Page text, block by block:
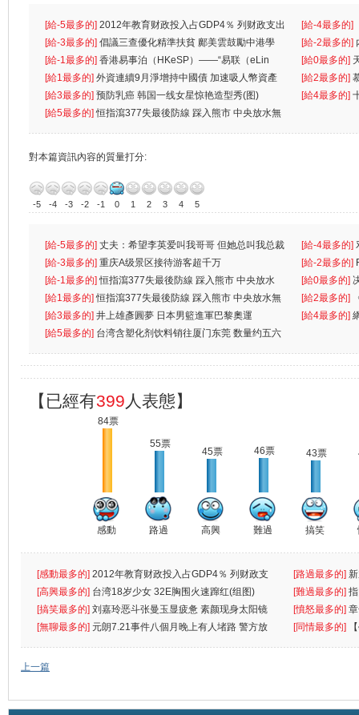
[給-5最多的] 2012年教育财政投入占GDP4％ 列财政支出
首位
[給-4最多的]
一
[給-3最多的] 倡議三查優化精準扶貧 鄺美雲鼓勵中港學
生
[給-2最多的]
人
[給-1最多的] 香港易事泊（HKeSP）——“易联（eLin
k）”项目
[給0最多的]
[給1最多的] 外資連續9月淨增持中國債 加速吸人幣資產 [給2最多的]
[給3最多的] 预防乳癌 韩国一线女星惊艳造型秀(图) [給4最多的]
[給5最多的]恒指瀉377失最後防線 踩入熊市 中央放水無
對本篇資訊內容的質量打分:
-5 -4 -3 -2 -1 0 1 2 3 4 5
[給-5最多的] 丈夫：希望李英爱叫我哥哥 但她总叫我总裁
先
[給-4最多的]
离
[給-3最多的] 重庆A级景区接待游客超千万 [給-2最多的]
[給-1最多的]恒指瀉377失最後防線 踩入熊市 中央放水
無
[給0最多的]
[給1最多的]恒指瀉377失最後防線 踩入熊市 中央放水無 [給2最多的]
[給3最多的] 井上雄彥圓夢 日本男籃進軍巴黎奧運 [給4最多的]
[給5最多的] 台湾含塑化剂饮料销往厦门东莞 数量约五六
【已經有399 人表態】
84票
感動
55票
路過
45票
高興
46票
難過
43票
搞笑
[感動最多的] 2012年教育财政投入占GDP4％ 列财政支
出首位
[路過最多的]
[高興最多的] 台湾18岁少女 32E胸围火速蹿红(组图) [難過最多的]
罪
[搞笑最多的] 刘嘉玲恶斗张曼玉显疲惫 素颜现身太阳镜
遮
[憤怒最多的]
[無聊最多的] 元朗7.21事件八個月晚上有人堵路 警方放
催
[同情最多的]
敗
上一篇